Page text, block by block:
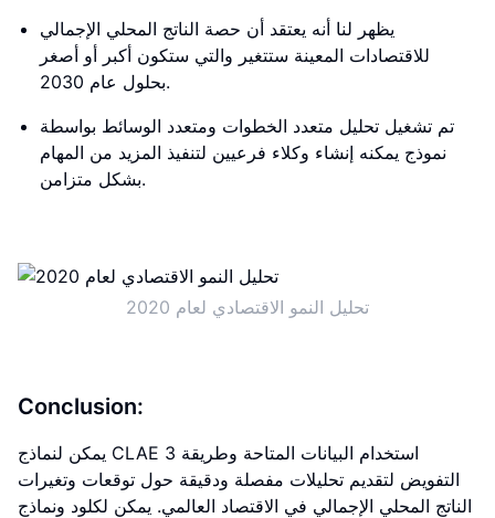
يظهر لنا أنه يعتقد أن حصة الناتج المحلي الإجمالي
للاقتصادات المعينة ستتغير والتي ستكون أكبر أو أصغر
بحلول عام 2030.
تم تشغيل تحليل متعدد الخطوات ومتعدد الوسائط بواسطة
نموذج يمكنه إنشاء وكلاء فرعيين لتنفيذ المزيد من المهام
بشكل متزامن.
تحليل النمو الاقتصادي لعام 2020
Conclusion:
يمكن لنماذج CLAE 3 استخدام البيانات المتاحة وطريقة
التفويض لتقديم تحليلات مفصلة ودقيقة حول توقعات وتغيرات
الناتج المحلي الإجمالي في الاقتصاد العالمي. يمكن لكلود ونماذج